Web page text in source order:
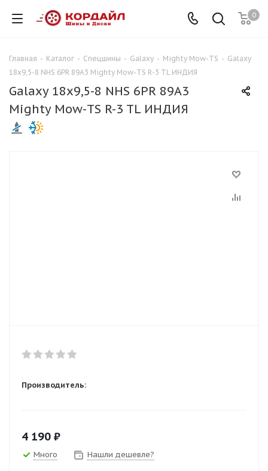
0
Главная - Каталог - Спецшины - Galaxy - Mighty Mow-TS - Galaxy
18x9,5-8 NHS 6PR 89A3 Mighty Mow-TS R-3 TL ИНДИЯ
Galaxy 18x9,5-8 NHS 6PR 89A3
Mighty Mow-TS R-3 TL ИНДИЯ
Производитель:
4 190 ₽
Много Нашли дешевле?